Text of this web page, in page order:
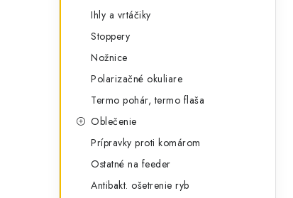
Ihly a vrtáčiky
Stoppery
Nožnice
Polarizačné okuliare
Termo pohár, termo flaša
Oblečenie
Prípravky proti komárom
Ostatné na feeder
Antibakt. ošetrenie ryb